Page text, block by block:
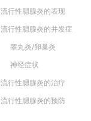
流行性腮腺炎的表现
流行性腮腺炎的并发症
睾丸炎/卵巢炎
神经症状
流行性腮腺炎的治疗
流行性腮腺炎的预防